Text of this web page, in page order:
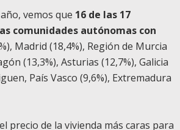
vemos que 16 de las 17
comunidades autónomas con
Madrid (18,4%), Región de Murcia
(13,3%), Asturias (12,7%), Galicia
País Vasco (9,6%), Extremadura
precio de la vivienda más caras para